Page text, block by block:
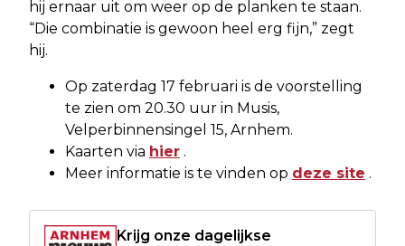
hij ernaar uit om weer op de planken te staan.
“Die combinatie is gewoon heel erg fijn,” zegt
hij.
Op zaterdag 17 februari is de voorstelling
te zien om 20.30 uur in Musis,
Velperbinnensingel 15, Arnhem.
Kaarten via hier .
Meer informatie is te vinden op deze site .
Krijg onze dagelijkse